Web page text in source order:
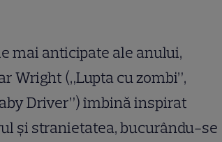
mai anticipate ale anului,
Wright („Lupta cu zombi”,
Driver”) îmbină inspirat
și stranietatea, bucurându-se